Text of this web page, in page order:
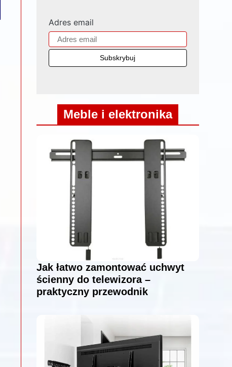
Adres email
Meble i elektronika
Jak łatwo zamontować uchwyt
ścienny do telewizora –
praktyczny przewodnik